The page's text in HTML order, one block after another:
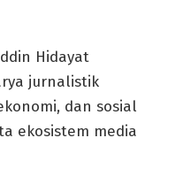
Hidayat
jurnalistik
dan sosial
ekosistem media